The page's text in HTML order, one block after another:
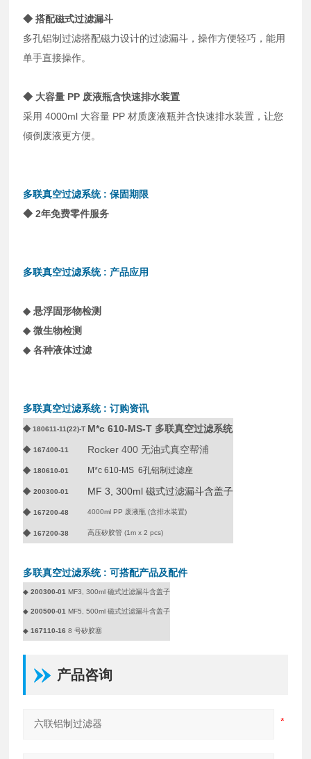
◆ 搭配磁式过滤漏斗
多孔铝制过滤搭配磁力设计的过滤漏斗，操作方便轻巧，能用
单手直接操作。
◆ 大容量 PP 废液瓶含快速排水装置
采用 4000ml 大容量 PP 材质废液瓶并含快速排水装置，让您
倾倒废液更方便。
多联真空过滤系统 : 保固期限
◆ 2年免费零件服务
多联真空过滤系统 : 产品应用
◆ 悬浮固形物检测
◆ 微生物检测
◆ 各种液体过滤
多联真空过滤系统 : 订购资讯
◆ 180611-11(22)-T M*c 610-MS-T 多联真空过滤系统
◆167400-11
Rocker 400 无油式真空帮浦
◆180610-01 M*c 610-MS 6孔铝制过滤座
◆200300-01
MF 3, 300ml 磁式过滤漏斗含盖子
◆167200-48 4000ml PP 废液瓶 (含排水装置)
◆167200-38​ 高压矽胶管 (1m x 2 pcs)
多联真空过滤系统 : 可搭配产品及配件
◆200300-01 MF3, 300ml 磁式过滤漏斗含盖子
◆200500-01 MF5, 500ml 磁式过滤漏斗含盖子
◆167110-16 8 号矽胶塞
产品咨询